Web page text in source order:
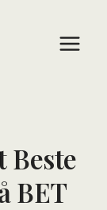
Beste
BET